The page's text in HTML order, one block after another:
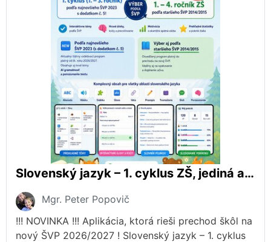
Slovenský jazyk – 1. cyklus ZŠ, jediná aplikácia, ktorá rieši prechod škôl na nový ŠVP 2026/2027!
Mgr. Peter Popovič
!!! NOVINKA !!! Aplikácia, ktorá rieši prechod škôl na
nový ŠVP 2026/2027 ! Slovenský jazyk – 1. cyklus